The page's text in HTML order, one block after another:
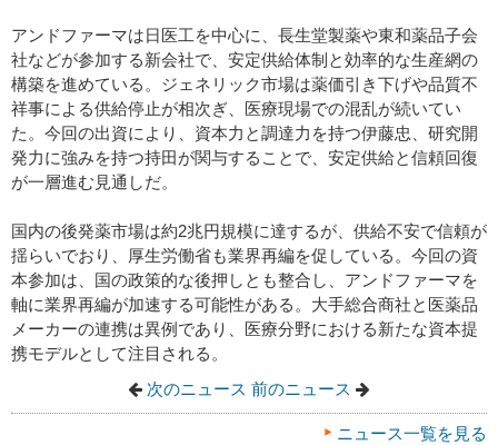
アンドファーマは日医工を中心に、長生堂製薬や東和薬品子会
社などが参加する新会社で、安定供給体制と効率的な生産網の
構築を進めている。ジェネリック市場は薬価引き下げや品質不
祥事による供給停止が相次ぎ、医療現場での混乱が続いてい
た。今回の出資により、資本力と調達力を持つ伊藤忠、研究開
発力に強みを持つ持田が関与することで、安定供給と信頼回復
が一層進む見通しだ。
国内の後発薬市場は約2兆円規模に達するが、供給不安で信頼が
揺らいでおり、厚生労働省も業界再編を促している。今回の資
本参加は、国の政策的な後押しとも整合し、アンドファーマを
軸に業界再編が加速する可能性がある。大手総合商社と医薬品
メーカーの連携は異例であり、医療分野における新たな資本提
携モデルとして注目される。
次のニュース 前のニュース
ニュース一覧を見る